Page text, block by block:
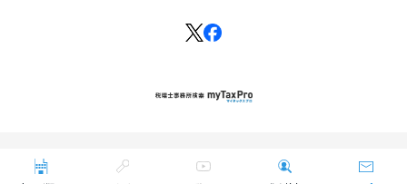
Copyright © ＴＫＣ Corporation